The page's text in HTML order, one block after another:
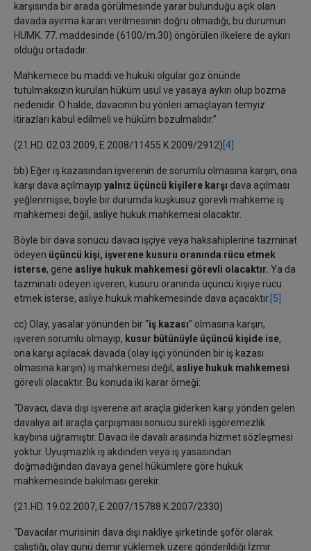
karşısında bir arada görülmesinde yarar bulunduğu açık olan
davada ayırma kararı verilmesinin doğru olmadığı, bu durumun
HUMK. 77. maddesinde (6100/m.30) öngörülen ilkelere de aykırı
olduğu ortadadır.
Mahkemece bu maddi ve hukuki olgular göz önünde
tutulmaksızın kurulan hüküm usul ve yasaya aykırı olup bozma
nedenidir. O halde, davacının bu yönleri amaçlayan temyiz
itirazları kabul edilmeli ve hüküm bozulmalıdır.”
(21.HD. 02.03.2009, E.2008/11455 K.2009/2912) [4]
bb) Eğer iş kazasından işverenin de sorumlu olmasına karşın, ona
karşı dava açılmayıp yalnız üçüncü kişilere karşı dava açılması
yeğlenmişse, böyle bir durumda kuşkusuz görevli mahkeme iş
mahkemesi değil, asliye hukuk mahkemesi olacaktır.
Böyle bir dava sonucu davacı işçiye veya haksahiplerine tazminat
ödeyen üçüncü kişi, işverene kusuru oranında rücu etmek
isterse, gene asliye hukuk mahkemesi görevli olacaktır. Ya da
tazminatı ödeyen işveren, kusuru oranında üçüncü kişiye rücu
etmek isterse, asliye hukuk mahkemesinde dava açacaktır. [5]
cc) Olay, yasalar yönünden bir “iş kazası” olmasına karşın,
işveren sorumlu olmayıp, kusur bütünüyle üçüncü kişide ise,
ona karşı açılacak davada (olay işçi yönünden bir iş kazası
olmasına karşın) iş mahkemesi değil, asliye hukuk mahkemesi
görevli olacaktır. Bu konuda iki karar örneği:
“Davacı, dava dışı işverene ait araçla giderken karşı yönden gelen
davalıya ait araçla çarpışması sonucu sürekli işgöremezlik
kaybına uğramıştır. Davacı ile davalı arasında hizmet sözleşmesi
yoktur. Uyuşmazlık iş akdinden veya iş yasasından
doğmadığından davaya genel hükümlere göre hukuk
mahkemesinde bakılması gerekir.
(21.HD. 19.02.2007, E.2007/15788 K.2007/2330)
“Davacılar murisinin dava dışı nakliye şirketinde şoför olarak
çalıştığı, olay günü demir yüklemek üzere gönderildiği İzmir